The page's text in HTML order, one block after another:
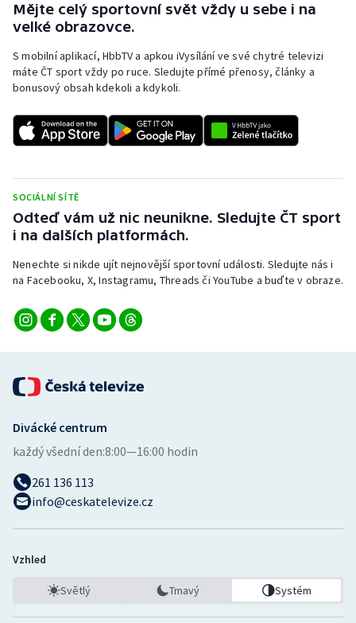
Vodní slalom
Volejbal
Ostatní
Mějte celý sportovní svět vždy u sebe i na
velké obrazovce.
S mobilní aplikací, HbbTV a apkou iVysílání ve své chytré televizi
máte ČT sport vždy po ruce. Sledujte přímé přenosy, články a
bonusový obsah kdekoli a kdykoli.
SOCIÁLNÍ SÍTĚ
Odteď vám už nic neunikne. Sledujte ČT sport
i na dalších platformách.
Nenechte si nikde ujít nejnovější sportovní události. Sledujte nás i
na Facebooku, X, Instagramu, Threads či YouTube a buďte v obraze.
Divácké centrum
každý všední den:8:00—16:00 hodin
261 136 113
info@ceskatelevize.cz
Vzhled
Světlý Tmavý Systém